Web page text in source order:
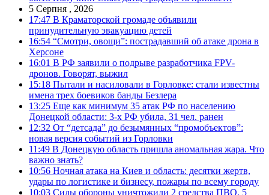
5 Серпня , 2026
17:47 В Краматорской громаде объявили
принудительную эвакуацию детей
16:54 “Смотри, овощи”: пострадавший об атаке дрона в
Херсоне
16:01 В РФ заявили о подрыве разработчика FPV-
дронов. Говорят, выжил
15:18 Пытали и насиловали в Горловке: стали известны
имена трех боевиков банды Безлера
13:25 Еще как минимум 35 атак РФ по населению
Донецкой области: 3-х РФ убила, 31 чел. ранен
12:32 От “детсада” до безымянных “промобъектов”:
новая версия событий из Горловки
11:49 В Донецкую область пришла аномальная жара. Что
важно знать?
10:56 Ночная атака на Киев и область: десятки жертв,
удары по логистике и бизнесу, пожары по всему городу
10:03 Силы обороны уничтожили 2 средства ПВО, 5